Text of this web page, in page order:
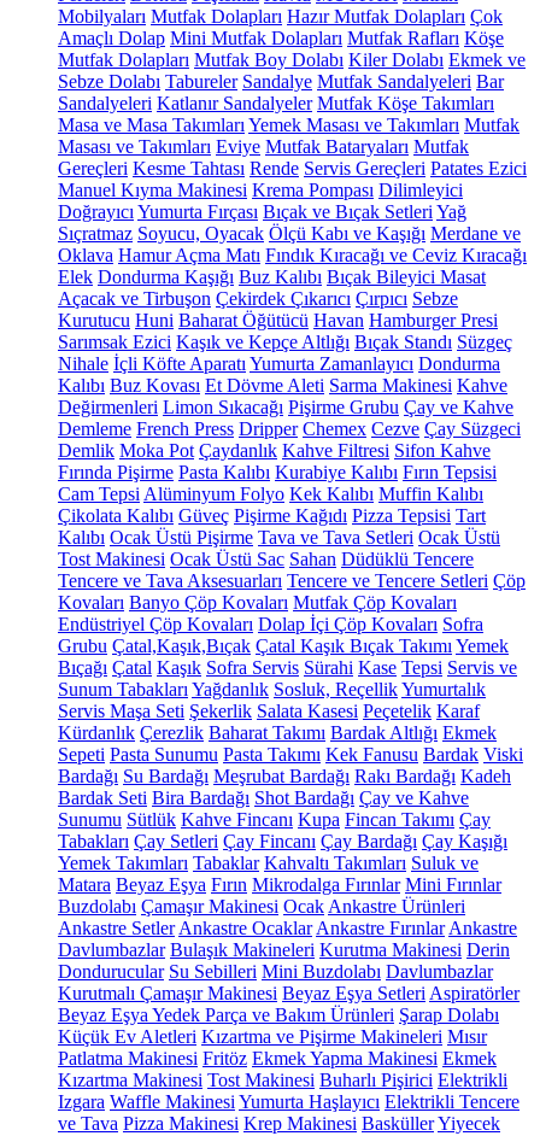
Mobilyaları Mutfak Dolapları Hazır Mutfak Dolapları Çok
Amaçlı Dolap Mini Mutfak Dolapları Mutfak Rafları Köşe
Mutfak Dolapları Mutfak Boy Dolabı Kiler Dolabı Ekmek ve
Sebze Dolabı Tabureler Sandalye Mutfak Sandalyeleri Bar
Sandalyeleri Katlanır Sandalyeler Mutfak Köşe Takımları
Masa ve Masa Takımları Yemek Masası ve Takımları Mutfak
Masası ve Takımları Eviye Mutfak Bataryaları Mutfak
Gereçleri Kesme Tahtası Rende Servis Gereçleri Patates Ezici
Manuel Kıyma Makinesi Krema Pompası Dilimleyici
Doğrayıcı Yumurta Fırçası Bıçak ve Bıçak Setleri Yağ
Sıçratmaz Soyucu, Oyacak Ölçü Kabı ve Kaşığı Merdane ve
Oklava Hamur Açma Matı Fındık Kıracağı ve Ceviz Kıracağı
Elek Dondurma Kaşığı Buz Kalıbı Bıçak Bileyici Masat
Açacak ve Tirbuşon Çekirdek Çıkarıcı Çırpıcı Sebze
Kurutucu Huni Baharat Öğütücü Havan Hamburger Presi
Sarımsak Ezici Kaşık ve Kepçe Altlığı Bıçak Standı Süzgeç
Nihale İçli Köfte Aparatı Yumurta Zamanlayıcı Dondurma
Kalıbı Buz Kovası Et Dövme Aleti Sarma Makinesi Kahve
Değirmenleri Limon Sıkacağı Pişirme Grubu Çay ve Kahve
Demleme French Press Dripper Chemex Cezve Çay Süzgeci
Demlik Moka Pot Çaydanlık Kahve Filtresi Sifon Kahve
Fırında Pişirme Pasta Kalıbı Kurabiye Kalıbı Fırın Tepsisi
Cam Tepsi Alüminyum Folyo Kek Kalıbı Muffin Kalıbı
Çikolata Kalıbı Güveç Pişirme Kağıdı Pizza Tepsisi Tart
Kalıbı Ocak Üstü Pişirme Tava ve Tava Setleri Ocak Üstü
Tost Makinesi Ocak Üstü Sac Sahan Düdüklü Tencere
Tencere ve Tava Aksesuarları Tencere ve Tencere Setleri Çöp
Kovaları Banyo Çöp Kovaları Mutfak Çöp Kovaları
Endüstriyel Çöp Kovaları Dolap İçi Çöp Kovaları Sofra
Grubu Çatal,Kaşık,Bıçak Çatal Kaşık Bıçak Takımı Yemek
Bıçağı Çatal Kaşık Sofra Servis Sürahi Kase Tepsi Servis ve
Sunum Tabakları Yağdanlık Sosluk, ReçellikYumurtalık
Servis Maşa Seti Şekerlik Salata Kasesi Peçetelik Karaf
Kürdanlık Çerezlik Baharat Takımı Bardak Altlığı Ekmek
Sepeti Pasta Sunumu Pasta Takımı Kek Fanusu Bardak Viski
Bardağı Su Bardağı Meşrubat Bardağı Rakı Bardağı Kadeh
Bardak Seti Bira Bardağı Shot Bardağı Çay ve Kahve
Sunumu Sütlük Kahve Fincanı Kupa Fincan Takımı Çay
Tabakları Çay Setleri Çay Fincanı Çay Bardağı Çay Kaşığı
Yemek Takımları Tabaklar Kahvaltı Takımları Suluk ve
Matara Beyaz Eşya Fırın Mikrodalga Fırınlar Mini Fırınlar
Buzdolabı Çamaşır Makinesi Ocak Ankastre Ürünleri
Ankastre Setler Ankastre Ocaklar Ankastre Fırınlar Ankastre
Davlumbazlar Bulaşık Makineleri Kurutma Makinesi Derin
Dondurucular Su Sebilleri Mini Buzdolabı Davlumbazlar
Kurutmalı Çamaşır Makinesi Beyaz Eşya Setleri Aspiratörler
Beyaz Eşya Yedek Parça ve Bakım Ürünleri Şarap Dolabı
Küçük Ev Aletleri Kızartma ve Pişirme Makineleri Mısır
Patlatma Makinesi Fritöz Ekmek Yapma Makinesi Ekmek
Kızartma Makinesi Tost Makinesi Buharlı Pişirici Elektrikli
Izgara Waffle Makinesi Yumurta Haşlayıcı Elektrikli Tencere
ve Tava Pizza Makinesi Krep Makinesi BasküllerYiyecek